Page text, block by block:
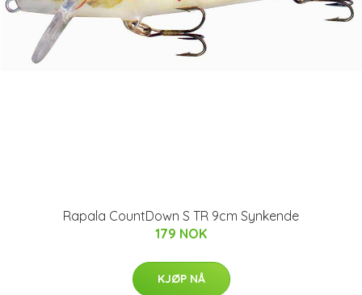
Rapala CountDown S TR 9cm Synkende
179 NOK
KJØP NÅ